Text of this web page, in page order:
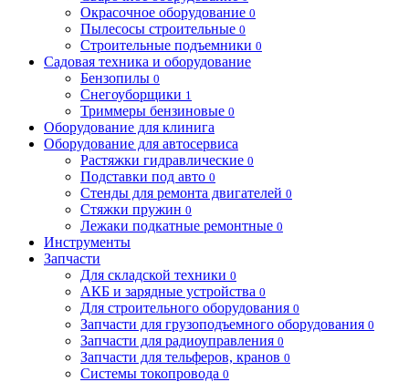
Окрасочное оборудование 0
Пылесосы строительные 0
Строительные подъемники 0
Садовая техника и оборудование
Бензопилы 0
Снегоуборщики 1
Триммеры бензиновые 0
Оборудование для клинига
Оборудование для автосервиса
Растяжки гидравлические 0
Подставки под авто 0
Стенды для ремонта двигателей 0
Стяжки пружин 0
Лежаки подкатные ремонтные 0
Инструменты
Запчасти
Для складской техники 0
АКБ и зарядные устройства 0
Для строительного оборудования 0
Запчасти для грузоподъемного оборудования 0
Запчасти для радиоуправления 0
Запчасти для тельферов, кранов 0
Системы токопровода 0